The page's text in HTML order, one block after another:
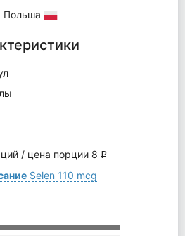
Польша
/ цена порции 8 q
Selen 110 mcg